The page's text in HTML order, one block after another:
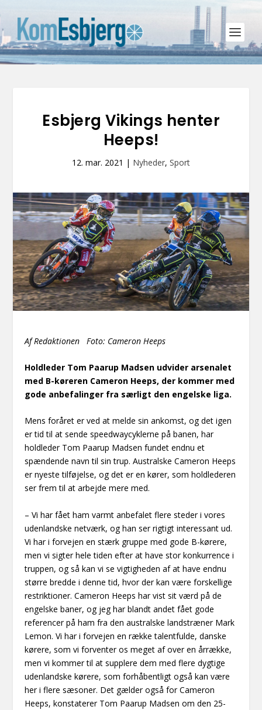
Esbjerg Vikings henter
Heeps!
12. mar. 2021 | Nyheder, Sport
Af Redaktionen Foto: Cameron Heeps
Holdleder Tom Paarup Madsen udvider arsenalet
med B-køreren Cameron Heeps, der kommer med
gode anbefalinger fra særligt den engelske liga.
Mens foråret er ved at melde sin ankomst, og det igen
er tid til at sende speedwaycyklerne på banen, har
holdleder Tom Paarup Madsen fundet endnu et
spændende navn til sin trup. Australske Cameron Heeps
er nyeste tilføjelse, og det er en kører, som holdlederen
ser frem til at arbejde mere med.
– Vi har fået ham varmt anbefalet flere steder i vores
udenlandske netværk, og han ser rigtigt interessant ud.
Vi har i forvejen en stærk gruppe med gode B-kørere,
men vi sigter hele tiden efter at have stor konkurrence i
truppen, og så kan vi se vigtigheden af at have endnu
større bredde i denne tid, hvor der kan være forskellige
restriktioner. Cameron Heeps har vist sit værd på de
engelske baner, og jeg har blandt andet fået gode
referencer på ham fra den australske landstræner Mark
Lemon. Vi har i forvejen en række talentfulde, danske
kørere, som vi forventer os meget af over en årrække,
men vi kommer til at supplere dem med flere dygtige
udenlandske kørere, som forhåbentligt også kan være
her i flere sæsoner. Det gælder også for Cameron
Heeps, konstaterer Tom Paarup Madsen om den 25-